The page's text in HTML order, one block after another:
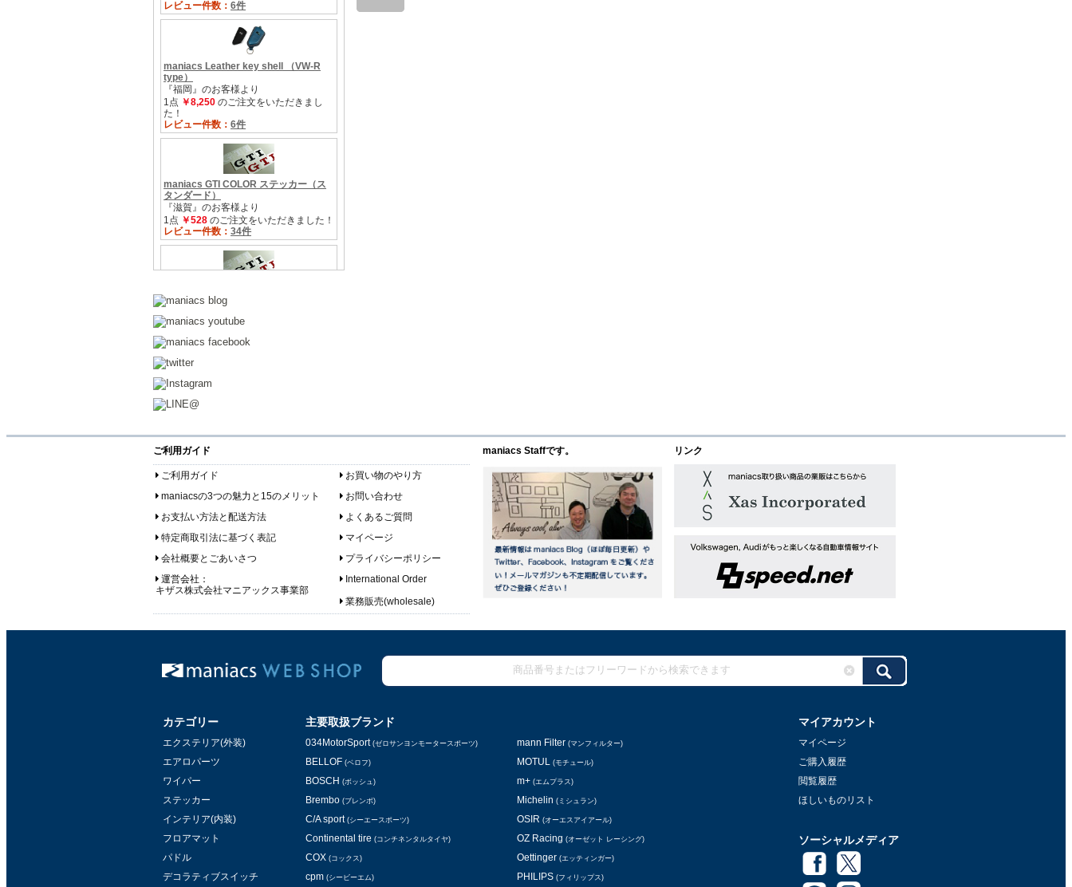
ご利用ガイド
ご利用ガイド
お買い物のやり方
maniacsの3つの魅力と15のメリット
お問い合わせ
お支払い方法と配送方法
よくあるご質問
特定商取引法に基づく表記
マイページ
会社概要とごあいさつ
プライバシーポリシー
運営会社：
キザス株式会社マニアックス事業部
International Order
業務販売(wholesale)
maniacs Staffです。 リンク
カテゴリー
エクステリア(外装)
エアロパーツ
ワイパー
ステッカー
インテリア(内装)
フロアマット
パドル
デコラティブスイッチ
主要取扱ブランド
034MotorSport (ゼロサンヨンモータースポーツ)
BELLOF (ベロフ)
BOSCH (ボッシュ)
Brembo (ブレンボ)
C/A sport (シーエースポーツ)
Continental tire (コンチネンタルタイヤ)
COX (コックス)
cpm (シービーエム)
mann Filter (マンフィルター)
MOTUL (モチュール)
m+ (エムプラス)
Michelin (ミシュラン)
OSIR (オーエスアイアール)
OZ Racing (オーゼット レーシング)
Oettinger (エッティンガー)
PHILIPS (フィリップス)
マイアカウント
マイページ
ご購入履歴
閲覧履歴
ほしいものリスト
ソーシャルメディア